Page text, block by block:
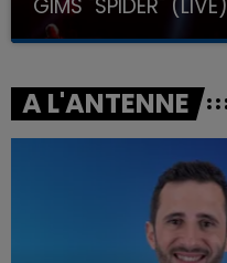
GIMS "SPIDER" (LIVE)
A L'ANTENNE